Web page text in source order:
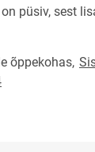
püsiv, sest
õppekohas,